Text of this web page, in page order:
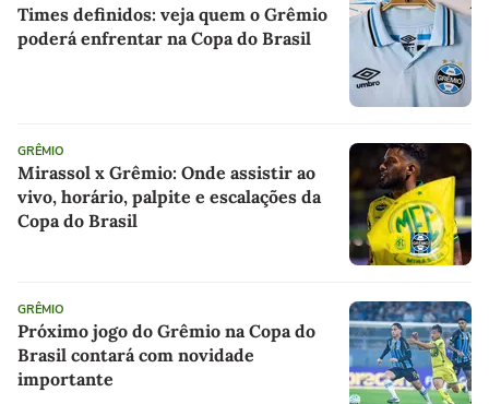
Times definidos: veja quem o Grêmio
poderá enfrentar na Copa do Brasil
GRÊMIO
Mirassol x Grêmio: Onde assistir ao
vivo, horário, palpite e escalações da
Copa do Brasil
GRÊMIO
Próximo jogo do Grêmio na Copa do
Brasil contará com novidade
importante